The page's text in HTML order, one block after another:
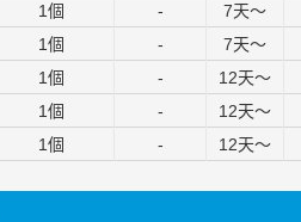
1個 - 7天～
1個 - 7天～
1個 - 12天～
1個 - 12天～
1個 - 12天～